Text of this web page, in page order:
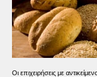
Οι επιχειρήσεις με